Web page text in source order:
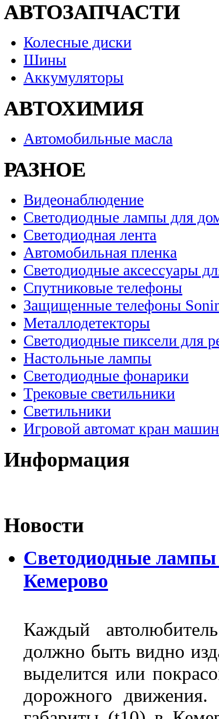
АВТОЗАПЧАСТИ
Колесные диски
Шины
Аккумуляторы
АВТОХИМИЯ
Автомобильные масла
РАЗНОЕ
Видеонаблюдение
Светодиодные лампы для
Светодиодная лента
Автомобильная пленка
Светодиодные аксессуары
Спутниковые телефоны
Защищенные телефоны
Металлодетекторы
Светодиодные пиксели для
Настольные лампы
Светодиодные фонарики
Трековые светильники
Светильники
Игровой автомат кран
Информация
Новости
Светодиодные
Кемерово
Каждый
должно быть видно
выделится или
дорожного